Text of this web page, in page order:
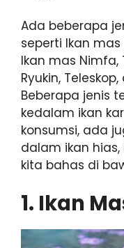
Ada beberapa
seperti Ikan mas
Ikan mas Nimfa,
Ryukin,
Beberapa jenis
kedalam ikan
konsumsi, ada
dalam ikan
kita bahas di
1. Ikan